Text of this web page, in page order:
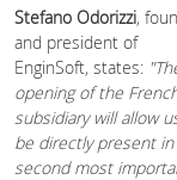
Stefano Odorizzi,
and president of
EnginSoft, states:
opening of the
subsidiary will allow
be directly present
second most